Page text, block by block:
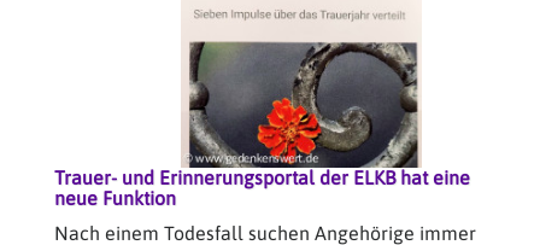
Trauer- und Erinnerungsportal der ELKB hat eine
neue Funktion
Nach einem Todesfall suchen Angehörige immer